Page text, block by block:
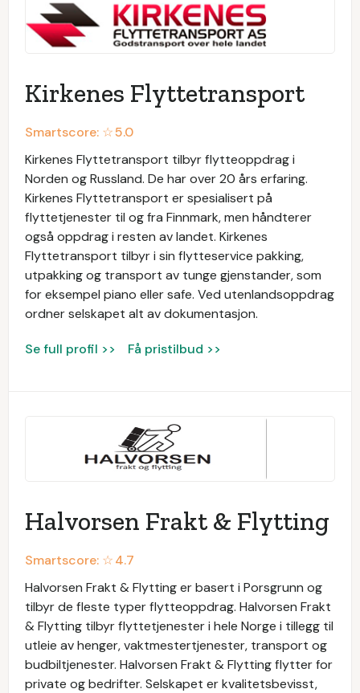
Kirkenes Flyttetransport
Smartscore: ☆5.0
Kirkenes Flyttetransport tilbyr flytteoppdrag i
Norden og Russland. De har over 20 års erfaring.
Kirkenes Flyttetransport er spesialisert på
flyttetjenester til og fra Finnmark, men håndterer
også oppdrag i resten av landet. Kirkenes
Flyttetransport tilbyr i sin flytteservice pakking,
utpakking og transport av tunge gjenstander, som
for eksempel piano eller safe. Ved utenlandsoppdrag
ordner selskapet alt av dokumentasjon.
Se full profil >> Få pristilbud >>
Halvorsen Frakt & Flytting
Smartscore: ☆4.7
Halvorsen Frakt & Flytting er basert i Porsgrunn og
tilbyr de fleste typer flytteoppdrag. Halvorsen Frakt
& Flytting tilbyr flyttetjenester i hele Norge i tillegg til
utleie av henger, vaktmestertjenester, transport og
budbiltjenester. Halvorsen Frakt & Flytting flytter for
private og bedrifter. Selskapet er kvalitetsbevisst,